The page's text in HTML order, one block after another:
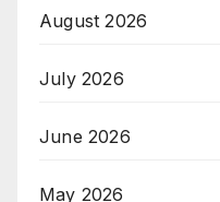
August 2026
July 2026
June 2026
May 2026